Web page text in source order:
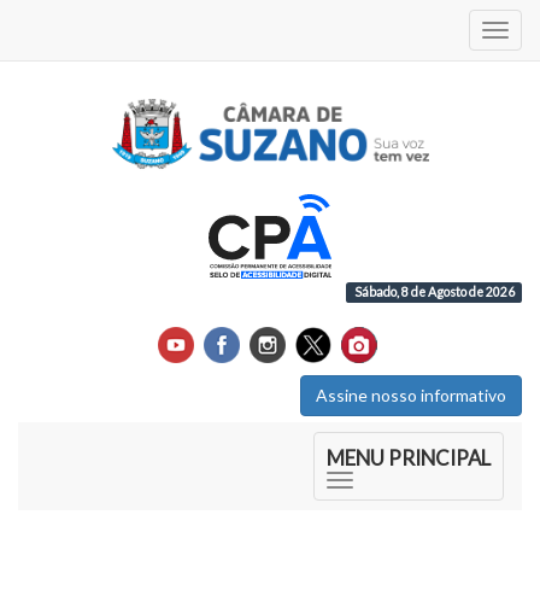
Sábado, 8 de Agosto de 2026
Assine nosso informativo
MENU PRINCIPAL